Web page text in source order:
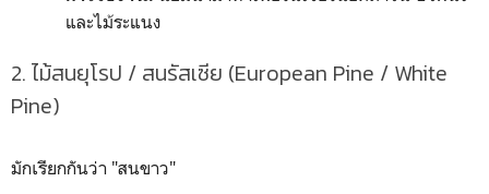
และไม้ระแนง
2. ไม้สนยุโรป / สนรัสเซีย (European Pine / White
Pine)
มักเรียกกันว่า "สนขาว"